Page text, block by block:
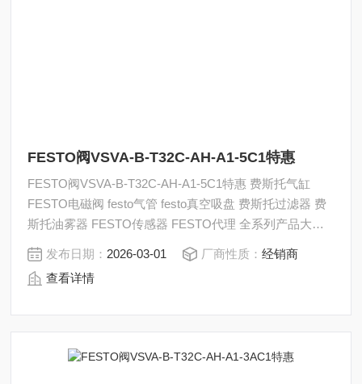
FESTO阀VSVA-B-T32C-AH-A1-5C1特惠
FESTO阀VSVA-B-T32C-AH-A1-5C1特惠 费斯托气缸
FESTO电磁阀 festo气管 festo真空吸盘 费斯托过滤器 费
斯托油雾器 FESTO传感器 FESTO代理 全系列产品大量
现货请咨询上海茂硕机械设备有限公司
发布日期： 2026-03-01 厂商性质：经销商
查看详情